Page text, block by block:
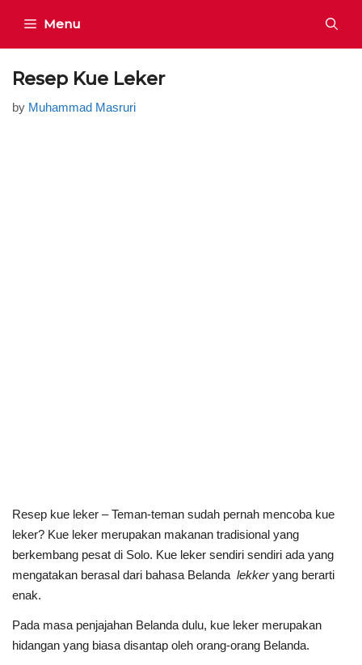
content
Menu
Resep Kue Leker
by Muhammad Masruri
Resep kue leker – Teman-teman sudah pernah mencoba kue
leker? Kue leker merupakan makanan tradisional yang
berkembang pesat di Solo. Kue leker sendiri sendiri ada yang
mengatakan berasal dari bahasa Belanda lekkeryang berarti
enak.
Pada masa penjajahan Belanda dulu, kue leker merupakan
hidangan yang biasa disantap oleh orang-orang Belanda.